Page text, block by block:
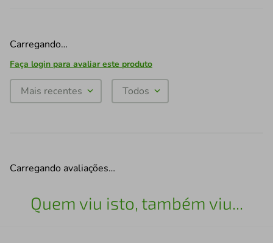
Carregando…
Faça login para avaliar este produto
Mais recentes Todos
Carregando avaliações…
Quem viu isto, também viu...